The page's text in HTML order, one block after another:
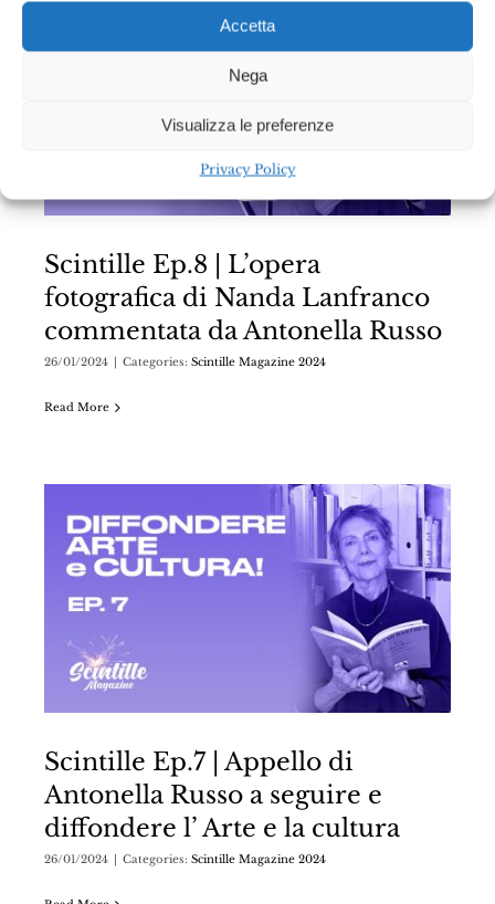
Accetta
Nega
Visualizza le preferenze
Privacy Policy
Scintille Ep.8 | L’opera
fotografica di Nanda Lanfranco
commentata da Antonella Russo
26/01/2024 Categories: Scintille Magazine 2024
Read More
Scintille Ep.7 | Appello di
Antonella Russo a seguire e
diffondere l’ Arte e la cultura
26/01/2024 Categories: Scintille Magazine 2024